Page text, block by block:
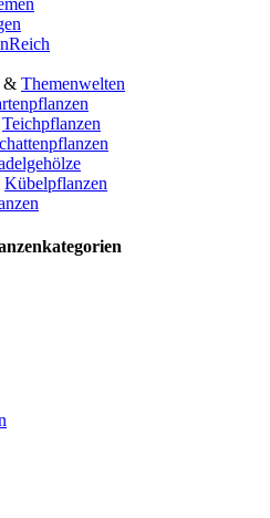
& Themenwelten
Teichpflanzen
Kübelpflanzen